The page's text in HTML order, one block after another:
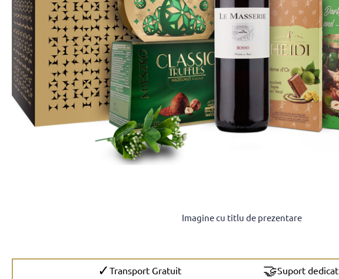
Imagine cu titlu de prezentare
✓Transport Gratuit 🤝Suport dedicat